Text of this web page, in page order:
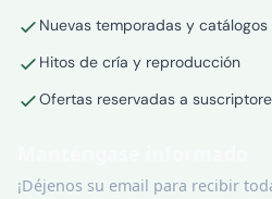
Nuevas temporadas y catálogos
Hitos de cría y reproducción
Ofertas reservadas a
¡Déjenos su email para recibir